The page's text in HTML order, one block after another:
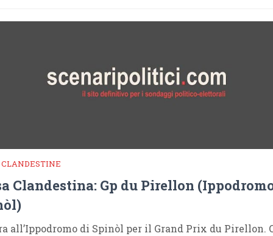
CLANDESTINE
Clandestina: Gp du Pirellon
all’Ippodromo di Spinòl per il Grand Prix du Pirellon.